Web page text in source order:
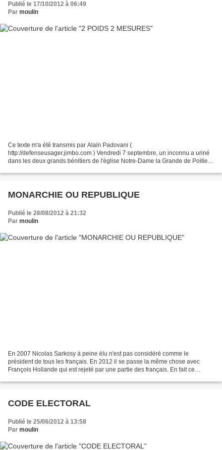
Publié le 17/10/2012 à 06:49
Par moulin
Ce texte m'a été transmis par Alain Padovani (
http://defenseusager.jimbo.com ) Vendredi 7 septembre, un inconnu a uriné
dans les deux grands bénitiers de l'église Notre-Dame la Grande de Poitiers
MONARCHIE OU REPUBLIQUE
Publié le 28/08/2012 à 21:32
Par moulin
En 2007 Nicolas Sarkosy à peine élu n'est pas considéré comme le
président de tous les français. En 2012 il se passe la même chose avec
François Hollande qui est rejeté par une partie des français. En fait ce
CODE ELECTORAL
Publié le 25/06/2012 à 13:58
Par moulin